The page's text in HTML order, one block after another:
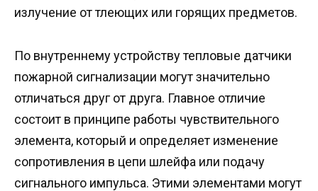
излучение от тлеющих или горящих предметов.
По внутреннему устройству тепловые датчики
пожарной сигнализации могут значительно
отличаться друг от друга. Главное отличие
состоит в принципе работы чувствительного
элемента, который и определяет изменение
сопротивления в цепи шлейфа или подачу
сигнального импульса. Этими элементами могут